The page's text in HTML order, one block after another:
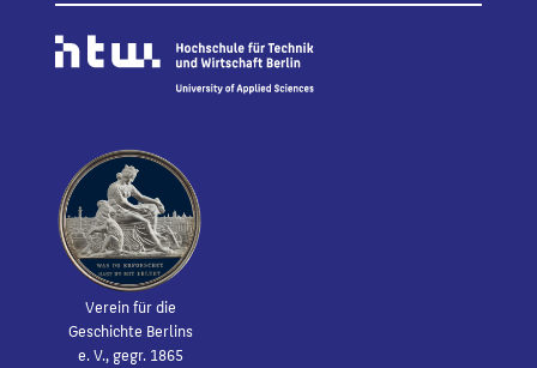
Verein für die
Geschichte Berlins
e. V., gegr. 1865